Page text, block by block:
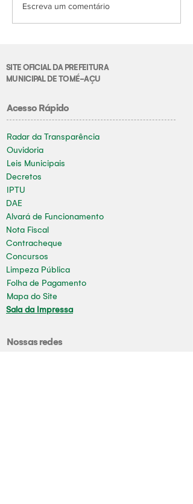
Escreva um comentário
SITE OFICIAL DA PREFEITURA
MUNICIPAL DE TOMÉ-AÇU
Acesso Rápido
Radar da Transparência
Ouvidoria
Leis Municipais
Decretos
IPTU
DAE
Alvará de Funcionamento
Nota Fiscal
Contracheque
Concursos
Limpeza Pública
Folha de Pagamento
Mapa do Site
Sala da Impressa
Nossas redes